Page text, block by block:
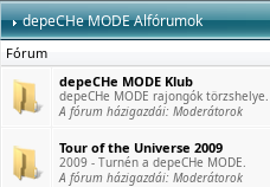
depeCHe MODE Alfórumok
Fórum
depeCHe MODE Klub
depeCHe MODE rajongók
A fórum házigazdái: Moderátorok
Tour of the Universe 2009
2009 - Turnén a depeCHe MODE.
A fórum házigazdái: Moderátorok